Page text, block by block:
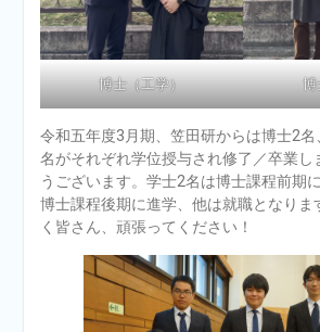
博士（工学） 博
令和五年度3月期、笠田研からは博士2
名がそれぞれ学位授与され修了／卒業し
うございます。学士2名は博士課程前期
博士課程後期に進学、他は就職となりま
く皆さん、頑張ってください！